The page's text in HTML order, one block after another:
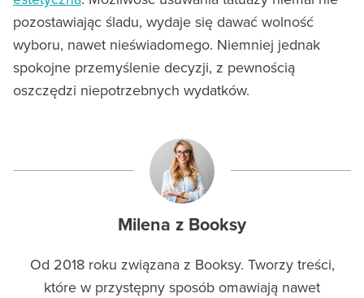
pozostawiając śladu, wydaje się dawać wolność
wyboru, nawet nieświadomego. Niemniej jednak
spokojne przemyślenie decyzji, z pewnością
oszczędzi niepotrzebnych wydatków.
Milena z Booksy
Od 2018 roku związana z Booksy. Tworzy treści,
które w przystępny sposób omawiają nawet